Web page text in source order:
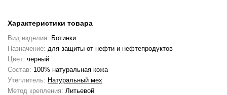
Характеристики товара
Вид изделия: Ботинки
Назначение: для защиты от нефти и нефтепродуктов
Цвет: черный
Состав: 100% натуральная кожа
Утеплитель: Натуральный мех
Метод крепления: Литьевой